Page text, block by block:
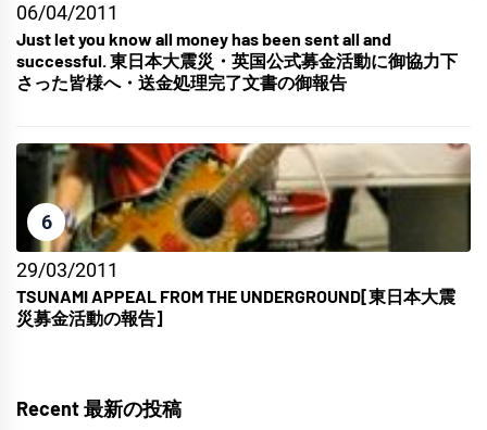
06/04/2011
Just let you know all money has been sent all and
successful. 東日本大震災・英国公式募金活動に御協力下
さった皆様へ・送金処理完了文書の御報告
6
29/03/2011
TSUNAMI APPEAL FROM THE UNDERGROUND[東日本大震
災募金活動の報告]
Recent 最新の投稿